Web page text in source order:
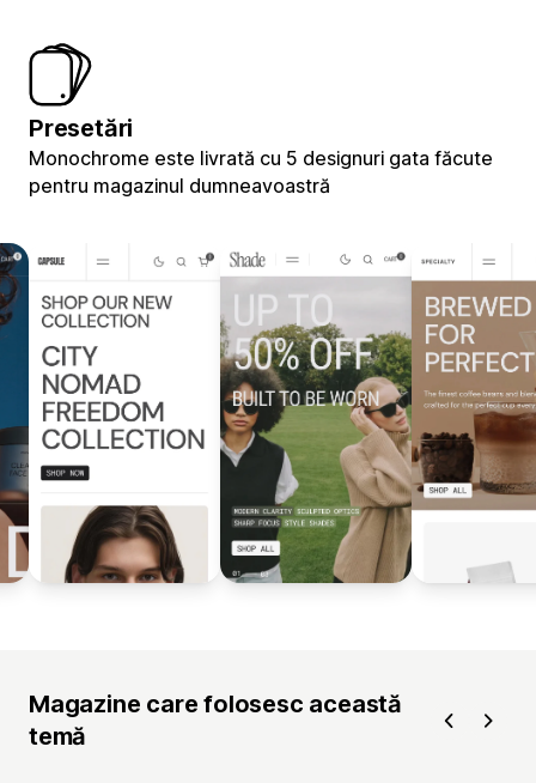
Presetări
Monochrome este livrată cu 5 designuri gata făcute
pentru magazinul dumneavoastră
Magazine care folosesc această
temă